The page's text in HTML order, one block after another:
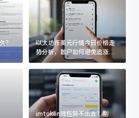
？
以太坊币美元行情今日价格走
势分析，散户如何避免追涨杀
跌被套牢
imtoken钱包转不出去？别